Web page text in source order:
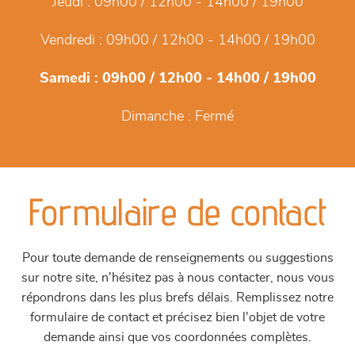
Vendredi : 09h00 / 12h00 - 14h00 / 19h00
Samedi : 09h00 / 12h00 - 14h00 / 19h00
Dimanche : Fermé
Formulaire de contact
Pour toute demande de renseignements ou suggestions
sur notre site, n'hésitez pas à nous contacter, nous vous
répondrons dans les plus brefs délais. Remplissez notre
formulaire de contact et précisez bien l'objet de votre
demande ainsi que vos coordonnées complètes.